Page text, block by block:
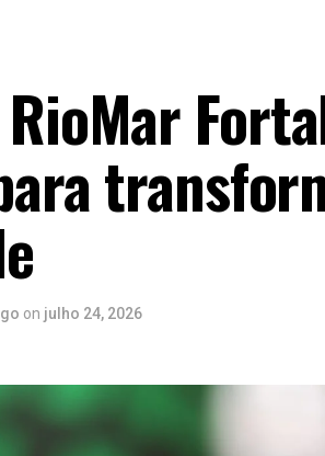
on julho 24, 2026